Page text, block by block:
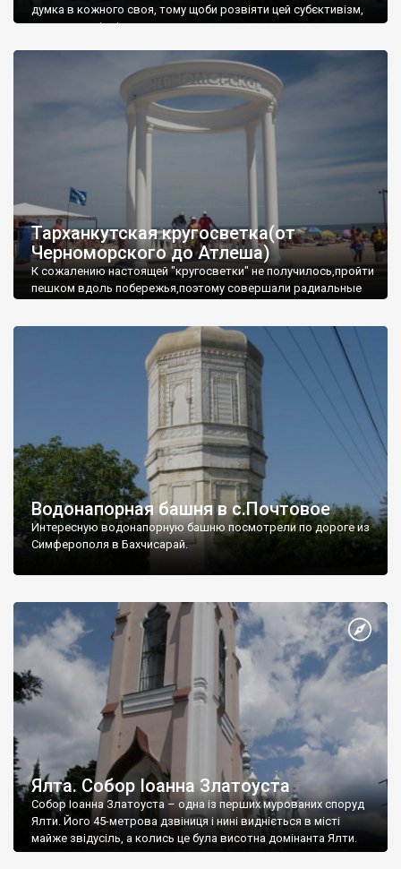
думка в кожного своя, тому щоби розвіяти цей субєктивізм,
запрошую відвідати це
Тарханкутская кругосветка(от
Черноморского до Атлеша)
К сожалению настоящей "кругосветки" не получилось,пройти
пешком вдоль побережья,поэтому совершали радиальные
Водонапорная башня в с.Почтовое
Интересную водонапорную башню посмотрели по дороге из
Симферополя в Бахчисарай.
Ялта. Собор Іоанна Златоуста
Собор Іоанна Златоуста – одна із перших мурованих споруд
Ялти. Його 45-метрова дзвіниця і нині видніється в місті
майже звідусіль, а колись це була висотна домінанта Ялти.